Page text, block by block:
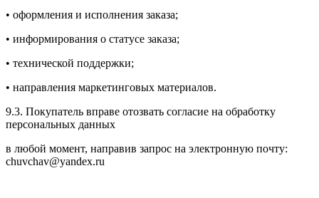
• оформления и исполнения заказа;
• информирования о статусе заказа;
• технической поддержки;
• направления маркетинговых материалов.
9.3. Покупатель вправе отозвать согласие на обработку
персональных данных
в любой момент, направив запрос на электронную почту:
chuvchav@yandex.ru